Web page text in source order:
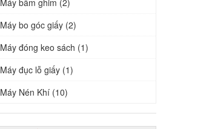
Máy bấm ghim (2)
Máy bo góc giấy (2)
Máy đóng keo sách (1)
Máy đục lỗ giấy (1)
Máy Nén Khí (10)